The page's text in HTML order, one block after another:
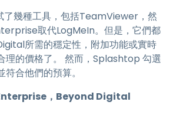
幾種工具，包括TeamViewer，然
取代LogMeIn。但是，它們都
所需的穩定性，附加功能或實時
理的價格了。 然而，Splashtop 勾選
合他們的預算。
，Beyond Digital